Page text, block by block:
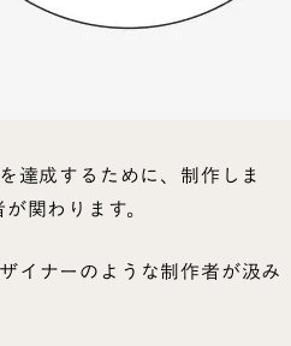
達成するために、制作しま
関わります。
イナーのような制作者が汲み